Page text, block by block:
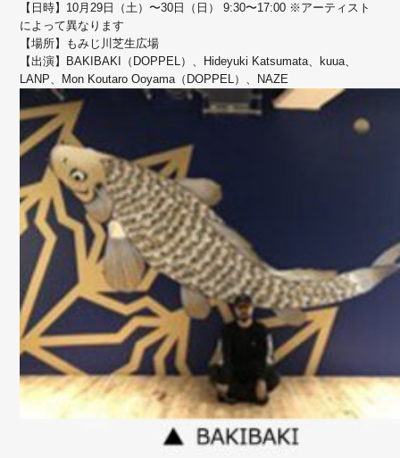
【日時】10月29日（土）〜30日（日） 9:30〜17:00 ※アーティスト
によって異なります
【場所】もみじ川芝生広場
【出演】BAKIBAKI（DOPPEL）、Hideyuki Katsumata、kuua、
LANP、Mon Koutaro Ooyama（DOPPEL）、NAZE